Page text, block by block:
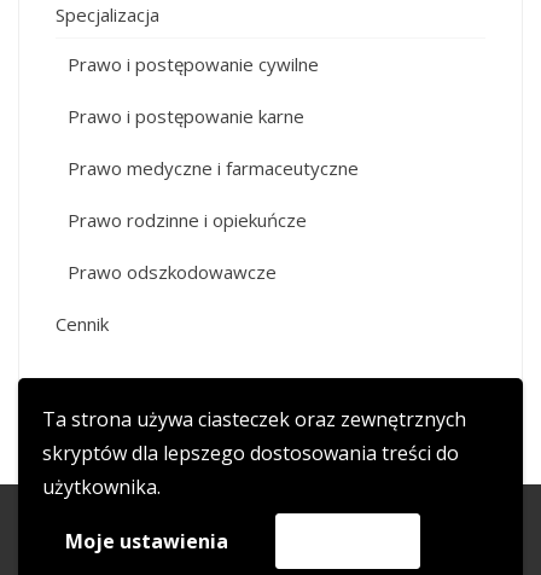
Ta strona używa ciasteczek oraz zewnętrznych
skryptów dla lepszego dostosowania treści do
użytkownika.
Moje ustawienia
Specjalizacja
Prawo i postępowanie cywilne
Prawo i postępowanie karne
Prawo medyczne i farmaceutyczne
Prawo rodzinne i opiekuńcze
Prawo odszkodowawcze
Cennik
copyright 2017 adwokat-wojciechkala.pl
HashOneby HashThemes